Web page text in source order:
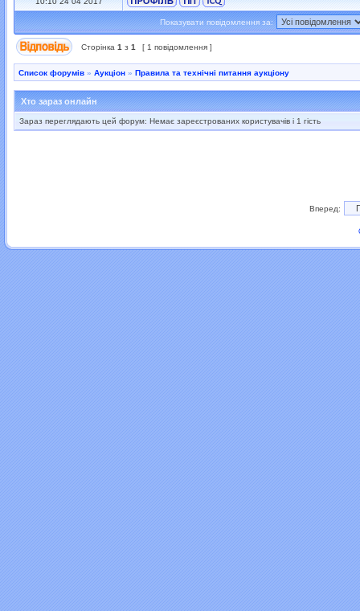
Показувати повідомлення за:
Сторінка 1 з 1 [ 1 повідомлення ]
Список форумів » Аукціон » Правила та технічні питання аукціону
Хто зараз онлайн
Зараз переглядають цей форум: Немає зареєстрованих користувачів і 1 гість
Вперед: